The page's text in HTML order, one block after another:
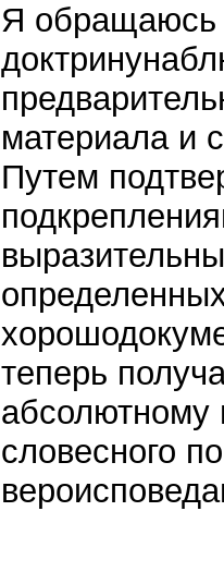
Я обращаюсь
материала и
Путем
теперь
абсолютному
словесного